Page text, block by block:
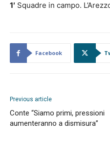
1′ Squadre in campo.
Facebook
Previous article
Conte “Siamo primi, pressioni
aumenteranno a dismisura”